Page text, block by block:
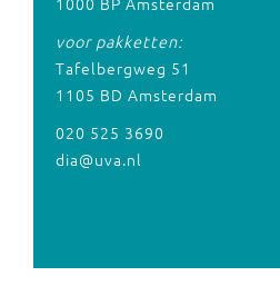
voor pakketten:
Tafelbergweg 51
1105 BD Amsterdam
020 525 3690
dia@uva.nl